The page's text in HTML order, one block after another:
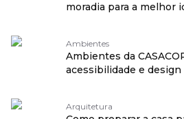
moradia para a melhor
Ambientes
Ambientes da
acessibilidade e
Arquitetura